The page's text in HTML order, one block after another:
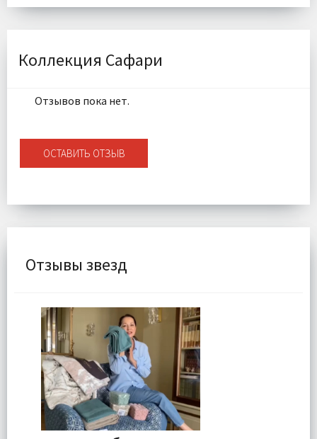
Доставка: Бесплатно
Коллекция Сафари
Отзывов пока нет.
ОСТАВИТЬ ОТЗЫВ
Отзывы звезд